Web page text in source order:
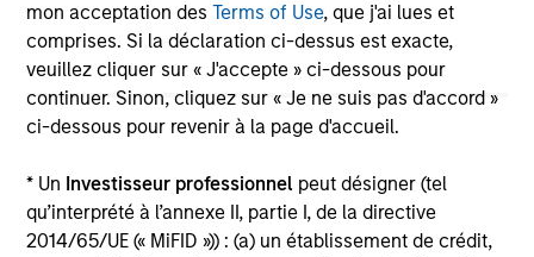
mon acceptation desTerms of Use, que j'ai lues et
comprises. Si la déclaration ci-dessus est exacte,
veuillez cliquer sur « J'accepte » ci-dessous pour
continuer. Sinon, cliquez sur « Je ne suis pas d'accord »
ci-dessous pour revenir à la page d'accueil.
* Un Investisseur professionnel peut désigner (tel
qu’interprété à l’annexe II, partie I, de la directive
2014/65/UE (« MiFID »)) : (a) un établissement de crédit,
The information on this page is for informational
purposes only. The information contained herein does
not constitute and should not be construed as an
offering of advisory services or an offer to sell or a
solicitation of an offer to buy any securities in any
jurisdiction in which such offer or solicitation,
securities, insurance or other laws of such jurisdiction.
All investing involves risks, including a loss of principal.